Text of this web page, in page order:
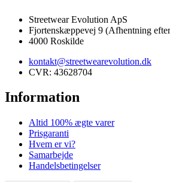
Streetwear Evolution ApS
Fjortenskæppevej 9 (Afhentning
4000 Roskilde
kontakt@streetwearevolution.dk
CVR: 43628704
Information
Altid 100% ægte varer
Prisgaranti
Hvem er vi?
Samarbejde
Handelsbetingelser